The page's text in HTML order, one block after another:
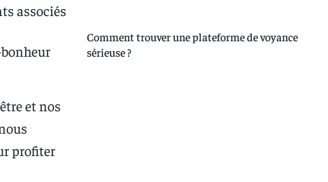
associés
et nos
profiter
Comment trouver une plateforme de voyance
sérieuse ?